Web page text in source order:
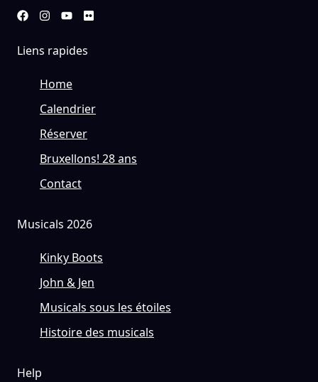
Liens rapides
Home
Calendrier
Réserver
Bruxellons! 28 ans
Contact
Musicals 2026
Kinky Boots
John & Jen
Musicals sous les étoiles
Histoire des musicals
Help